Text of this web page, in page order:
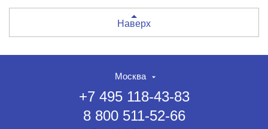
Наверх
Москва
+7 495 118-43-83
8 800 511-52-66